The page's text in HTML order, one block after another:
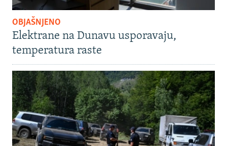
OBJAŠNJENO
Elektrane na Dunavu usporavaju,
temperatura raste